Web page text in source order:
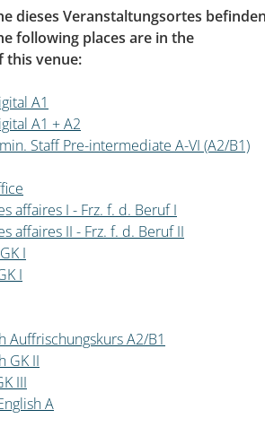
dieses Veranstaltungsortes
following places are in the
this venue:
A1
A1 + A2
Staff Pre-intermediate A-VI (A2/B1)
affaires I - Frz. f. d. Beruf I
affaires II - Frz. f. d. Beruf II
I
I
Auffrischungskurs A2/B1
GK II
III
A